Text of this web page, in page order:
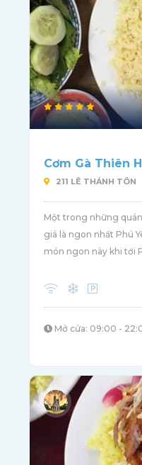
Cơm Gà Thiên
211 LÊ THÁNH TÔN
Một trong những
giá là ngon nhất Phú
món ngon này khi tới
Mở cửa: 09:00 -